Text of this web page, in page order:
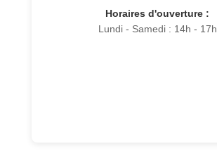
Horaires d'ouverture :
Lundi - Samedi : 14h - 17h